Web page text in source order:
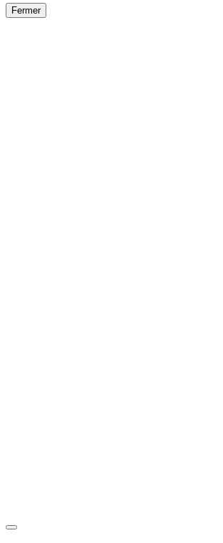
Fermer